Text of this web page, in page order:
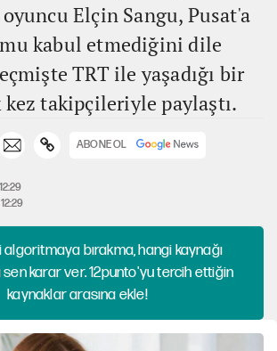
Elçin Sangu, Pusat'a
kabul etmediğini dile
TRT ile yaşadığı bir
takipçileriyle paylaştı.
ABONE OL
bırakma, hangi kaynağı
sen karar ver. 12punto'yu tercih ettiğin
kaynaklar arasına ekle!